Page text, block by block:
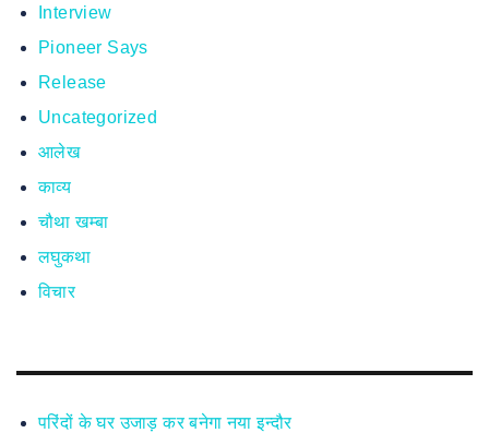
Interview
Pioneer Says
Release
Uncategorized
आलेख
काव्य
चौथा खम्बा
लघुकथा
विचार
परिंदों के घर उजाड़ कर बनेगा नया इन्दौर